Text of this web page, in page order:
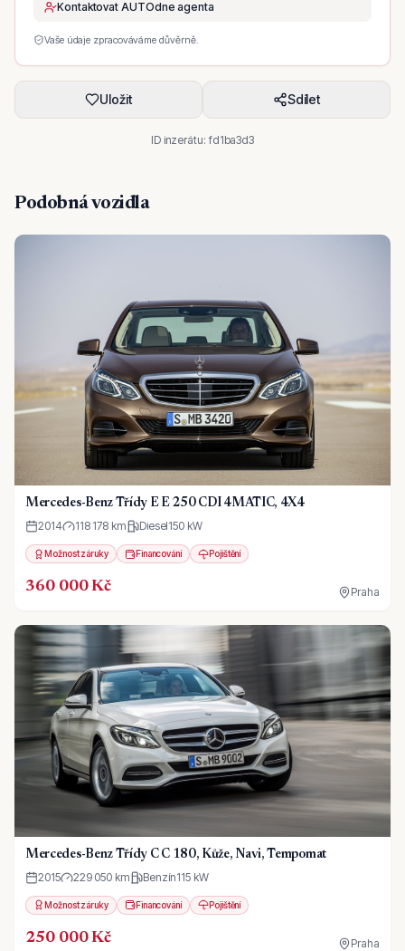
Kontaktovat AUTOdne agenta
Vaše údaje zpracováváme důvěrně.
Uložit Sdílet
ID inzerátu: fd1ba3d3
Podobná vozidla
Mercedes-Benz Třídy E E 250 CDI 4MATIC, 4X4
2014 118 178 km Diesel150 kW
Možnost záruky Financování Pojištění
360 000 Kč Praha
Mercedes-Benz Třídy C C 180, Kůže, Navi, Tempomat
2015 229 050 km Benzín115 kW
Možnost záruky Financování Pojištění
250 000 Kč Praha